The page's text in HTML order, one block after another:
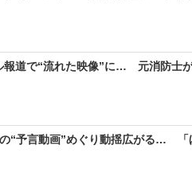
報道で“流れた映像”に… 元消防士
“予言動画”めぐり動揺広がる… 「